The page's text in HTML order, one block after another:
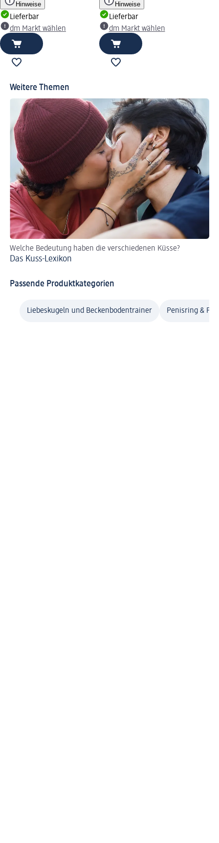
Hinweise
Lieferbar
dm Markt wählen
Hinweise
Lieferbar
dm Markt wählen
Weitere Themen
Welche Bedeutung haben die verschiedenen Küsse?
Das Kuss-Lexikon
Passende Produktkategorien
Liebeskugeln und Beckenbodentrainer Penisring &